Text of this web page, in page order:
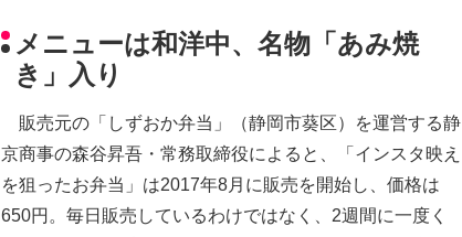
メニューは和洋中、名物「あみ焼
き」入り
販売元の「しずおか弁当」（静岡市葵区）を運営する静
京商事の森谷昇吾・常務取締役によると、「インスタ映え
を狙ったお弁当」は2017年8月に販売を開始し、価格は
650円。毎日販売しているわけではなく、2週間に一度く